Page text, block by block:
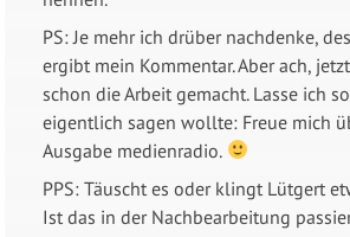
PS: Je mehr ich drüber nachdenke,
ergibt mein Kommentar. Aber ach,
schon die Arbeit gemacht. Lasse ich
eigentlich sagen wollte: Freue mich
Ausgabe medienradio.
PPS: Täuscht es oder klingt Lütgert
Ist das in der Nachbearbeitung